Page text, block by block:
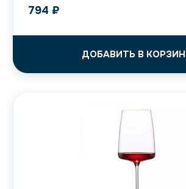
794 ₽
ДОБАВИТЬ В